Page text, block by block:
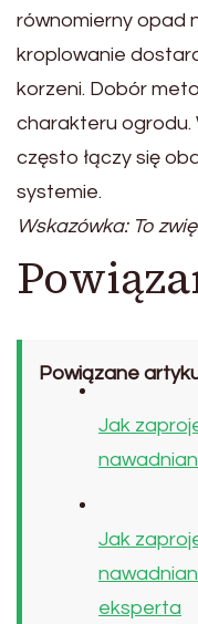
równomierny opad
kroplowanie
korzeni. Dobór
charakteru ogrodu.
często łączy się
systemie.
Wskazówka: To
Powiązane
Jak
Jak
eksperta